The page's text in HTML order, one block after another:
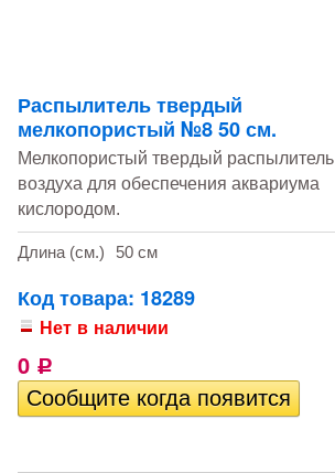
Распылитель твердый
мелкопористый №8 50 см.
Мелкопористый твердый распылитель
воздуха для обеспечения аквариума
кислородом.
Длина (см.) 50 см
Код товара: 18289
Нет в наличии
0 Р